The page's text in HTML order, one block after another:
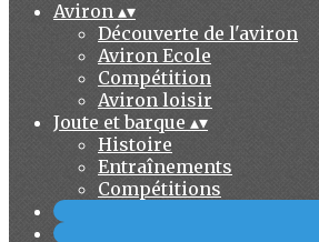
Aviron ▴▾
Découverte de l'aviron
Aviron Ecole
Compétition
Aviron loisir
Joute et barque ▴▾
Histoire
Entraînements
Compétitions